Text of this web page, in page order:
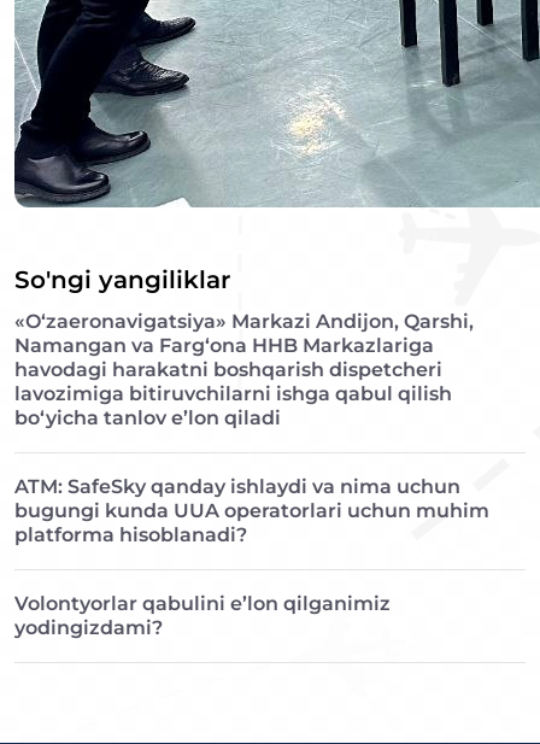
So'ngi yangiliklar
«O‘zaeronavigatsiya» Markazi Andijon, Qarshi,
Namangan va Farg‘ona HHB Markazlariga
havodagi harakatni boshqarish dispetcheri
lavozimiga bitiruvchilarni ishga qabul qilish
bo‘yicha tanlov e’lon qiladi
ATM: SafeSky qanday ishlaydi va nima uchun
bugungi kunda UUA operatorlari uchun muhim
platforma hisoblanadi?
Volontyorlar qabulini e’lon qilganimiz
yodingizdami?